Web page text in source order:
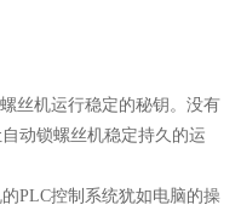
丝机运行稳定的秘钥。没有
动锁螺丝机稳定持久的运
PLC控制系统犹如电脑的操